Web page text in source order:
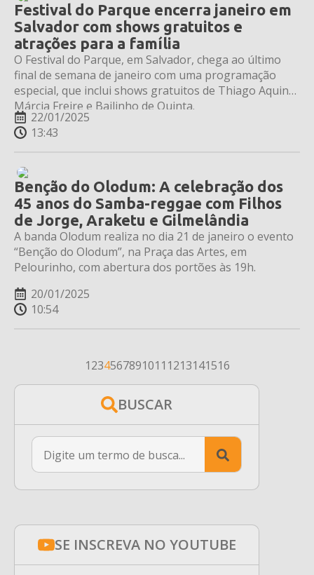
Festival do Parque encerra janeiro em
Salvador com shows gratuitos e
atrações para a família
O Festival do Parque, em Salvador, chega ao último
final de semana de janeiro com uma programação
especial, que inclui shows gratuitos de Thiago Aquino,
Márcia Freire e Bailinho de Quinta.
22/01/2025
13:43
Benção do Olodum: A celebração dos
45 anos do Samba-reggae com Filhos
de Jorge, Araketu e Gilmelândia
A banda Olodum realiza no dia 21 de janeiro o evento
“Benção do Olodum”, na Praça das Artes, em
Pelourinho, com abertura dos portões às 19h.
20/01/2025
10:54
1234567891011 1213141516
BUSCAR
Search
for:
SE INSCREVA NO YOUTUBE